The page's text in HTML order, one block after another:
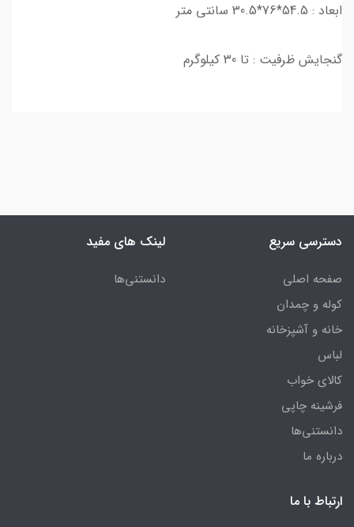
ابعاد : 54.5*76*30.5 سانتی متر
گنجایش ظرفیت : تا 30 کیلوگرم
دسترسی سریع
صفحه اصلی
کوله و چمدان
خانه و آشپزخانه
لباس
کالای خواب
فرشینه چاپی
دانستنی‌ها
درباره ما
لینک های مفید
دانستنی‌ها
ارتباط با ما